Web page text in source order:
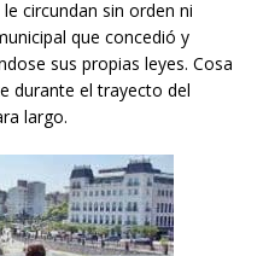
circundan sin orden ni
que concedió y
sus propias leyes. Cosa
durante el trayecto del
largo.